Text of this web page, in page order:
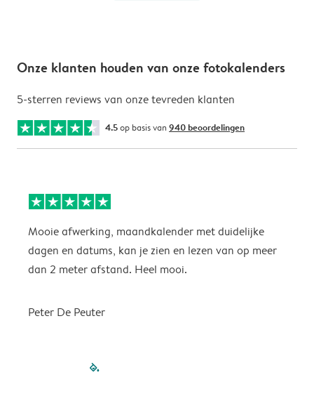
Onze klanten houden van onze fotokalenders
5-sterren reviews van onze tevreden klanten
4.5op basis van 940 beoordelingen
Mooie afwerking, maandkalender met duidelijke
dagen en datums, kan je zien en lezen van op meer
dan 2 meter afstand. Heel mooi.
Peter De Peuter
filled-pagination